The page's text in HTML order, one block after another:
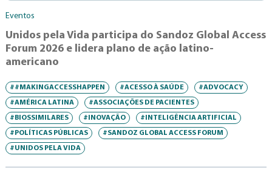
Eventos
Unidos pela Vida participa do Sandoz Global Access
Forum 2026 e lidera plano de ação latino-
americano
##MAKINGACCESSHAPPEN #ACESSO À SAÚDE #ADVOCACY
#AMÉRICA LATINA #ASSOCIAÇÕES DE PACIENTES
#BIOSSIMILARES #INOVAÇÃO #INTELIGÊNCIA ARTIFICIAL
#POLÍTICAS PÚBLICAS #SANDOZ GLOBAL ACCESS FORUM
#UNIDOS PELA VIDA